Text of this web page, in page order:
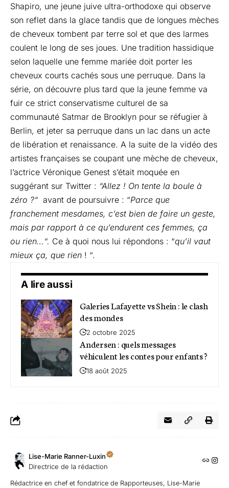
Shapiro, une jeune juive ultra-orthodoxe qui observe
son reflet dans la glace tandis que de longues mèches
de cheveux tombent par terre sol et que des larmes
coulent le long de ses joues. Une tradition hassidique
selon laquelle une femme mariée doit porter les
cheveux courts cachés sous une perruque. Dans la
série, on découvre plus tard que la jeune femme va
fuir ce strict conservatisme culturel de sa
communauté Satmar de Brooklyn pour se réfugier à
Berlin, et jeter sa perruque dans un lac dans un acte
de libération et renaissance. A la suite de la vidéo des
artistes françaises se coupant une mèche de cheveux,
l’actrice Véronique Genest s’était moquée en
suggérant sur Twitter : “Allez ! On tente la boule à
zéro ?“ avant de poursuivre : “Parce que
franchement mesdames, c’est bien de faire un geste,
mais par rapport à ce qu’endurent ces femmes, ça
ou rien… “. Ce à quoi nous lui répondons : “qu’il vaut
mieux ça, que rien ! “.
A lire aussi
Galeries Lafayette vs Shein : le clash
des mondes
2 octobre 2025
Andersen : quels messages
véhiculent les contes pour enfants ?
18 août 2025
Lise-Marie Ranner-Luxin
Directrice de la rédaction
Rédactrice en chef et fondatrice de Rapporteuses, Lise-Marie